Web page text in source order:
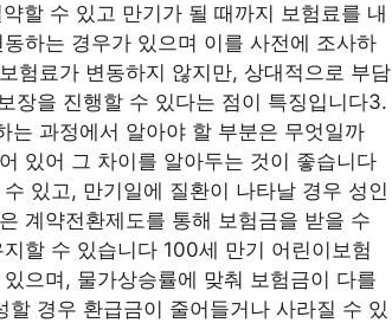
할 수 있고 만기가 될 때까지 보험료를 내
하는 경우가 있으며 이를 사전에 조사하
험료가 변동하지 않지만, 상대적으로 부담
장을 진행할 수 있다는 점이 특징입니다3.
는 과정에서 알아야 할 부분은 무엇일까
있어 그 차이를 알아두는 것이 좋습니다
있고, 만기일에 질환이 나타날 경우 성인
계약전환제도를 통해 보험금을 받을 수
할 수 있습니다 100세 만기 어린이보험
으며, 물가상승률에 맞춰 보험금이 다를
경우 환급금이 줄어들거나 사라질 수 있